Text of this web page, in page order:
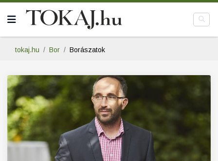
tokaj.hu Bor Borászatok